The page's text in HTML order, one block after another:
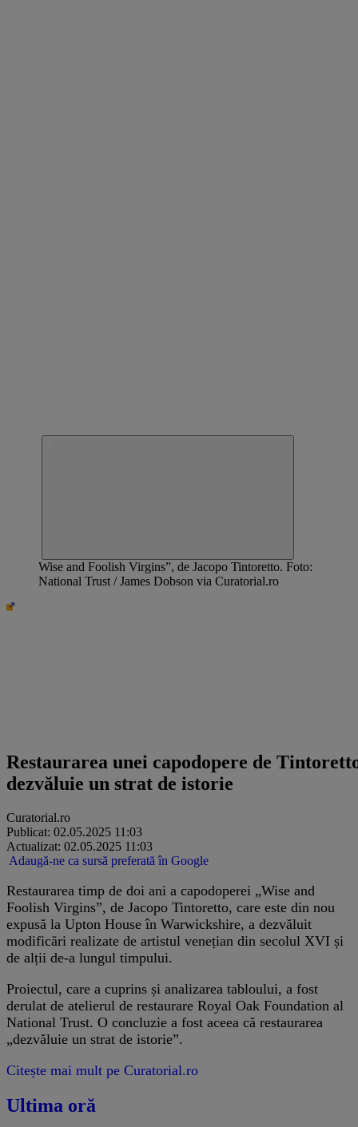
Wise and Foolish Virgins”, de Jacopo Tintoretto. Foto:
National Trust / James Dobson via Curatorial.ro
Restaurarea unei capodopere de
dezvăluie un strat de istorie
Curatorial.ro
Publicat: 02.05.2025 11:03
Actualizat: 02.05.2025 11:03
Adaugă-ne ca sursă preferată în Google
Restaurarea timp de doi ani a capodoperei „Wise and
Foolish Virgins”, de Jacopo Tintoretto, care este din nou
expusă la Upton House în Warwickshire, a dezvăluit
modificări realizate de artistul venețian din secolul XVI și
de alții de-a lungul timpului.
Proiectul, care a cuprins și analizarea tabloului, a fost
derulat de atelierul de restaurare Royal Oak Foundation al
National Trust. O concluzie a fost aceea că restaurarea
„dezvăluie un strat de istorie”.
Citește mai mult pe Curatorial.ro
Ultima oră